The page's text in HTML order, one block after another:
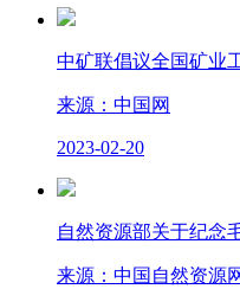
中矿联倡议全国矿业
来源：中国网
2023-02-20
自然资源部关于纪念
来源：中国自然资源